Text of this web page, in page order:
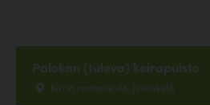
Palokan (tuleva) koirapuisto
Kirrin rantatie 44, Jyväskylä